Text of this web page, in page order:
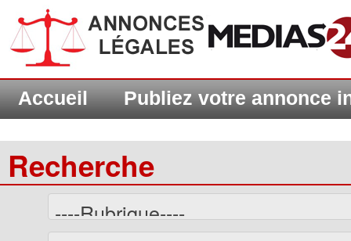
Accueil Publiez votre annonce
Recherche